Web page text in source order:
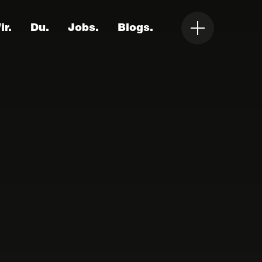
Du. Jobs. Blogs.